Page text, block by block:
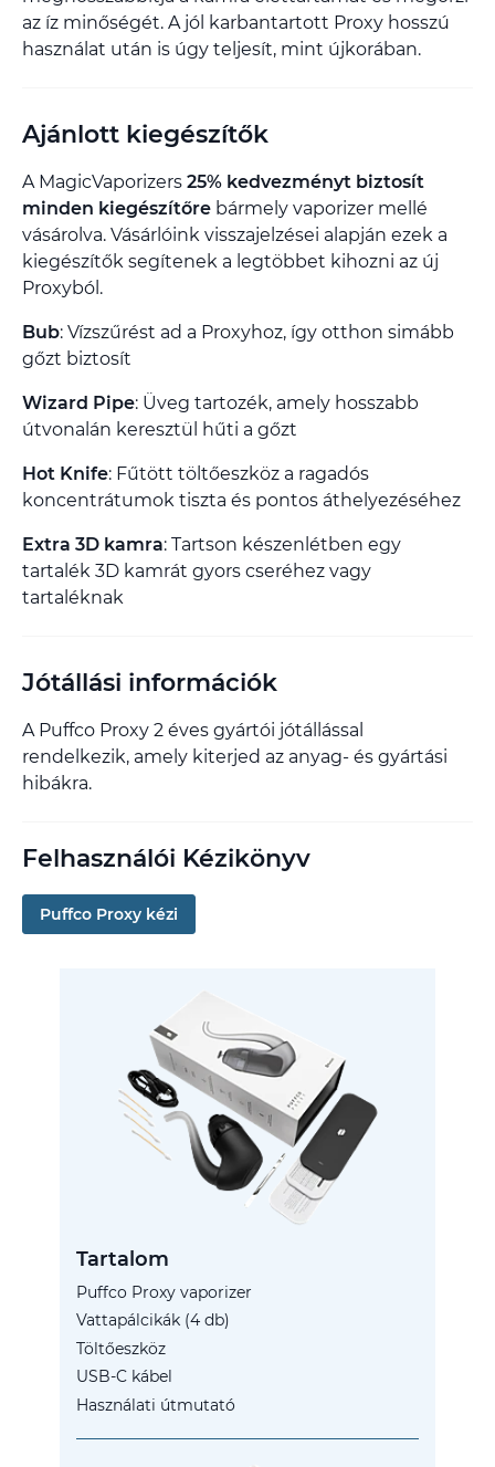
az íz minőségét. A jól karbantartott Proxy hosszú
használat után is úgy teljesít, mint újkorában.
Ajánlott kiegészítők
A MagicVaporizers 25% kedvezményt biztosít
minden kiegészítőre bármely vaporizer mellé
vásárolva. Vásárlóink visszajelzései alapján ezek a
kiegészítők segítenek a legtöbbet kihozni az új
Proxyból.
Bub: Vízszűrést ad a Proxyhoz, így otthon simább
gőzt biztosít
Wizard Pipe: Üveg tartozék, amely hosszabb
útvonalán keresztül hűti a gőzt
Hot Knife: Fűtött töltőeszköz a ragadós
koncentrátumok tiszta és pontos áthelyezéséhez
Extra 3D kamra: Tartson készenlétben egy
tartalék 3D kamrát gyors cseréhez vagy
tartaléknak
Jótállási információk
A Puffco Proxy 2 éves gyártói jótállással
rendelkezik, amely kiterjed az anyag- és gyártási
hibákra.
Felhasználói Kézikönyv
Puffco Proxy kézi
Tartalom
Puffco Proxy vaporizer
Vattapálcikák (4 db)
Töltőeszköz
USB-C kábel
Használati útmutató